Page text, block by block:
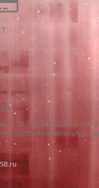
7Б, ТЦ "ЭКОНОМ" 2-й
15:00. MAX, WhatsApp,